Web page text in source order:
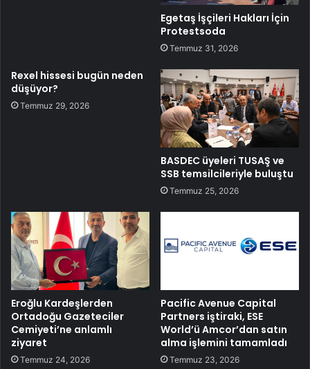
Egetaş İşçileri Hakları İçin
Protestsoda
Temmuz 31, 2026
Rexel hissesi bugün neden
düşüyor?
Temmuz 29, 2026
BASDEC üyeleri TUSAŞ ve
SSB temsilcileriyle buluştu
Temmuz 25, 2026
Eroğlu Kardeşlerden
Ortadoğu Gazeteciler
Cemiyeti’ne anlamlı
ziyaret
Temmuz 24, 2026
Pacific Avenue Capital
Partners iştiraki, ESE
World’ü Amcor’dan satın
alma işlemini tamamladı
Temmuz 23, 2026